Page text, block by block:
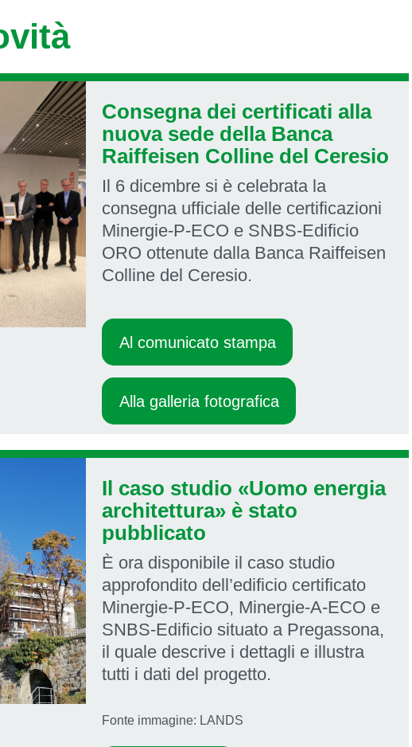
Consegna dei certificati alla
nuova sede della Banca
Raiffeisen Colline del Ceresio
Il 6 dicembre si è celebrata la
consegna ufficiale delle certificazioni
Minergie-P-ECO e SNBS-Edificio
ORO ottenute dalla Banca Raiffeisen
Colline del Ceresio.
Al comunicato stampa
Alla galleria fotografica
Il caso studio «Uomo energia
architettura» è stato
pubblicato
È ora disponibile il caso studio
approfondito dell’edificio certificato
Minergie-P-ECO, Minergie-A-ECO e
SNBS-Edificio situato a Pregassona,
il quale descrive i dettagli e illustra
tutti i dati del progetto.
Fonte immagine: LANDS